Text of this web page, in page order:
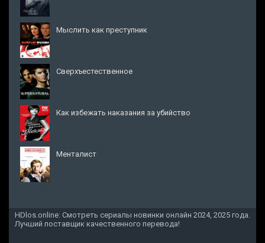
Мыслить как преступник
Сверхъестественное
Как избежать наказания за убийство
Менталист
HDlos.online: Смотреть сериалы новинки онлайн 2024, 2025 года.
Лучший поставщик качественного перевода!